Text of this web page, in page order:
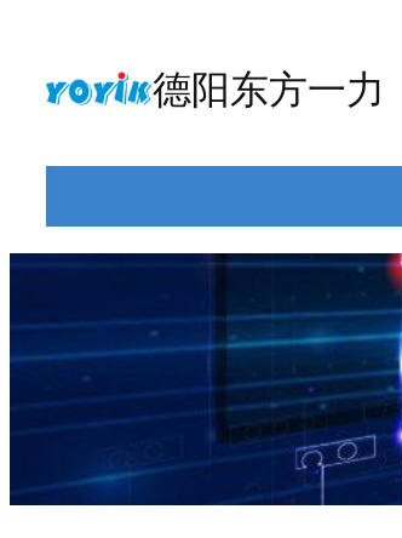
德阳东方一力